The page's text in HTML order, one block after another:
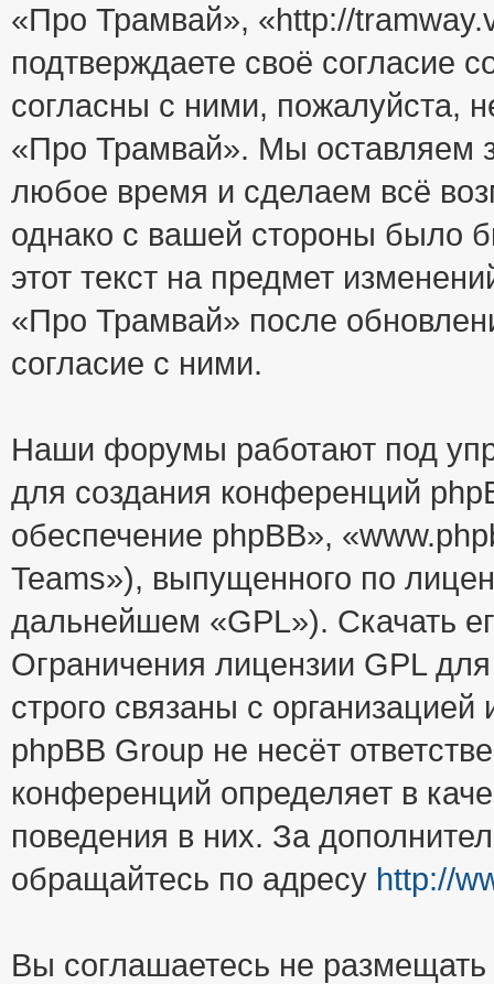
«Про Трамвай», «http://
подтверждаете своё
согласны с ними, пожалуйста,
«Про Трамвай». Мы оставляем
любое время и сделаем всё
однако с вашей стороны было
этот текст на предмет
«Про Трамвай» после
согласие с ними.
Наши форумы работают под
для создания конференций
обеспечение phpBB»,
Teams»), выпущенного по
дальнейшем «GPL»). Скачать
Ограничения лицензии GPL
строго связаны с
phpBB Group не несёт
конференций определяет в
поведения в них. За
обращайтесь по адресу http://
Вы соглашаетесь не